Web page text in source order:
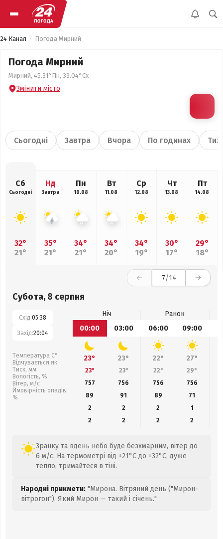
24 Канал Погода Мирний
Погода Мирний
Мирний, 45.31°Пн, 33.04°Сх
Змінити місто
Сьогодні Завтра Вчора По годинах
Сб
Сьогодні
32°
21°
Нд
Завтра
35°
21°
Пн
10.08
34°
21°
Вт
11.08
34°
20°
Ср
12.08
34°
19°
Чт
13.08
30°
17°
Пт
14.08
29°
18°
7/14
Субота, 8 серпня
Схід:05:38
Захід:20:04
Температура С°
Відчувається як
Тиск, мм
Вологість, %
Вітер, м/с
Ймовірність опадів,
%
Ніч
Ранок
00:00
03:00 06:00 09:00
23° 23° 22° 27°
23° 23° 22° 29°
757
756 756 756
89
91 89 71
2
2 2
1
2
2 2 2
Зранку та вдень небо буде безхмарним, вітер до
6 м/с. На термометрі від +21°C до +32°C, дуже
тепло, тримайтеся в тіні.
Народні прикмети: "Мирона. Вітряний день ("Мирон-
вітрогон"). Який Мирон — такий і січень."